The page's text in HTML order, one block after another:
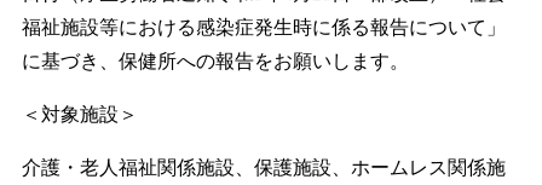
福祉施設等における感染症発生時に係る報告について」
に基づき、保健所への報告をお願いします。
＜対象施設＞
介護・老人福祉関係施設、保護施設、ホームレス関係施